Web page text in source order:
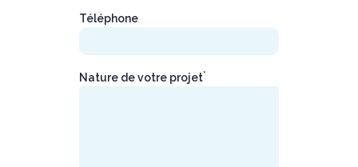
Téléphone
Nature de votre projet*